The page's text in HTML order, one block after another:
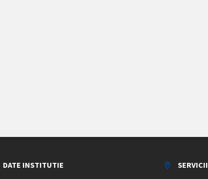
DATE INSTITUTIE